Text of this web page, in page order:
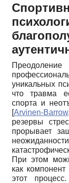
уникальных
что травма
спорта и
[Arvinen-
резервы
прорывает
При этом
как
этот